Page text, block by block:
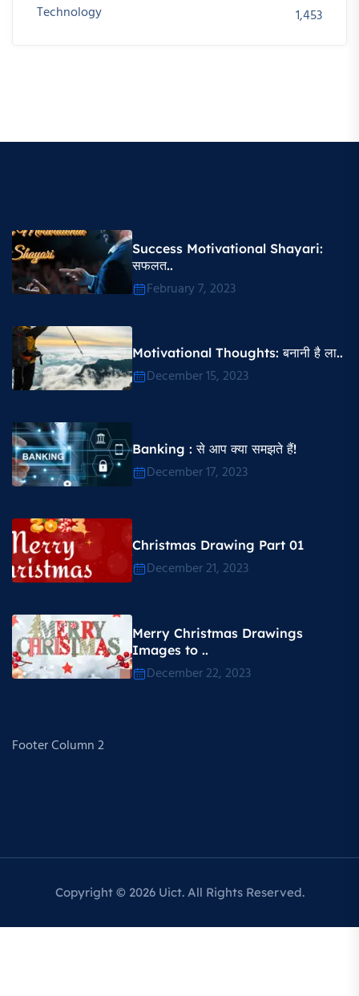
Technology
1,453
Success Motivational Shayari​:
सफलत..
February 7, 2023
Motivational Thoughts​: बनानी है ला..
December 15, 2023
Banking : से आप क्या समझते हैं!
December 17, 2023
Christmas Drawing Part 01
December 21, 2023
Merry Christmas Drawings
Images to ..
December 22, 2023
Footer Column 2
Copyright © 2026 Uict. All Rights Reserved.